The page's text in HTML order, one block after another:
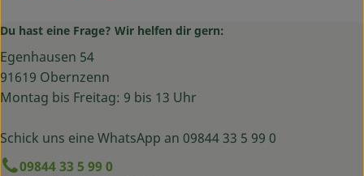
Du hast eine Frage? Wir helfen dir gern:
Egenhausen 54
91619 Obernzenn
Montag bis Freitag: 9 bis 13 Uhr
Schick uns eine WhatsApp an 09844 33 5 99 0
09844 33 5 99 0